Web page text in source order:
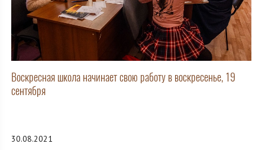
Воскресная школа начинает свою работу в воскресенье, 19
сентября
30.08.2021